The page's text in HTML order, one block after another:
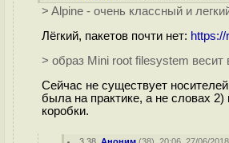
> Alpine - очень классный и
Лёгкий, пакетов почти нет:
> образ Mini root filesystem весит
Сейчас не существует
была на практике, а не словах
коробки.